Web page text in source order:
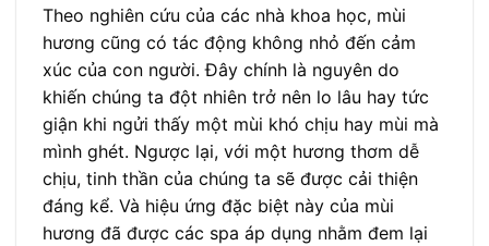
Theo nghiên cứu của các nhà khoa học, mùi
hương cũng có tác động không nhỏ đến cảm
xúc của con người. Đây chính là nguyên do
khiến chúng ta đột nhiên trở nên lo lâu hay tức
giận khi ngửi thấy một mùi khó chịu hay mùi mà
mình ghét. Ngược lại, với một hương thơm dễ
chịu, tinh thần của chúng ta sẽ được cải thiện
đáng kể. Và hiệu ứng đặc biệt này của mùi
hương đã được các spa áp dụng nhằm đem lại